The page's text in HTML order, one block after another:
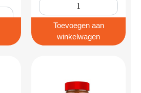
Toevoegen aan
winkelwagen